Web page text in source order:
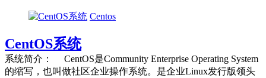
Centos
CentOS系统
系统简介： CentOS是Community Enterprise Operating System
的缩写，也叫做社区企业操作系统。是企业Linux发行版领头